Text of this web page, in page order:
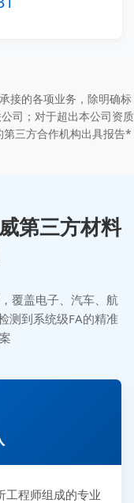
接的各项业务，除明确标
司；对于超出本公司资质
三方合作机构出具报告*
第三方材料
覆盖电子、汽车、航
测到系统级FA的精准
工程师组成的专业